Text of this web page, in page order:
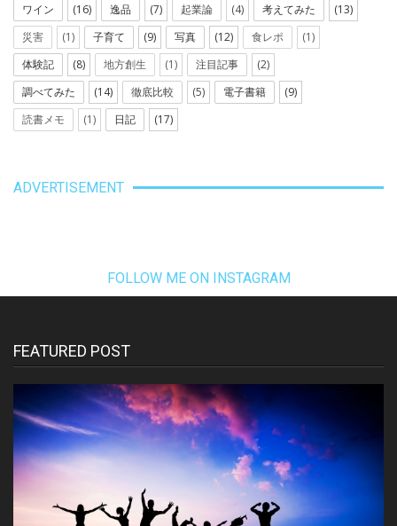
ワイン
(16) 逸品 (7) 起業論 (4) 考えてみた
(13)
災害
(1) 子育て (9) 写真 (12) 食レポ
(1)
体験記
(8) 地方創生 (1) 注目記事
(2)
調べてみた
(14) 徹底比較 (5) 電子書籍
(9)
読書メモ
(1) 日記 (17)
ADVERTISEMENT
FOLLOW ME ON INSTAGRAM
FEATURED POST